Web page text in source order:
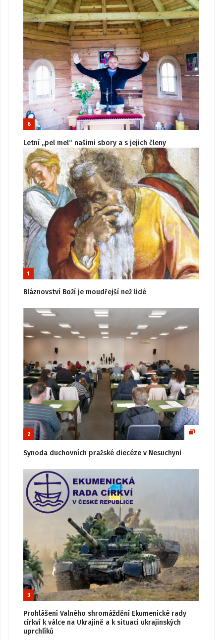
6
Letní „pel mel“ našimi sbory a s jejich členy
1
Bláznovství Boží je moudřejší než lidé
2
Synoda duchovních pražské diecéze v Nesuchyni
3
Prohlášení Valného shromáždění Ekumenické rady
církví k válce na Ukrajině a k situaci ukrajinských
uprchlíků